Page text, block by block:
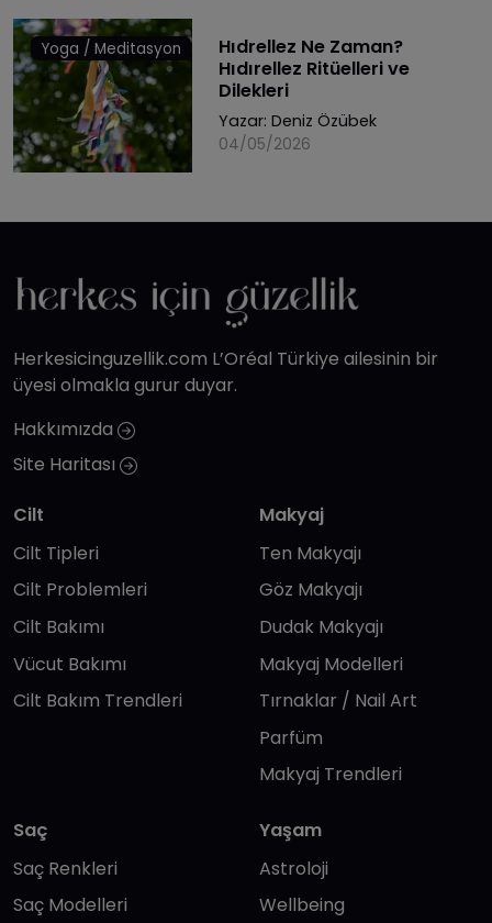
Yoga / Meditasyon
Hıdrellez Ne Zaman?
Hıdırellez Ritüelleri ve
Dilekleri
Yazar: Deniz Özübek
04/05/2026
Herkesicinguzellik.com L’Oréal Türkiye ailesinin bir
üyesi olmakla gurur duyar.
Hakkımızda
Site Haritası
Cilt
Cilt Tipleri
Cilt Problemleri
Cilt Bakımı
Vücut Bakımı
Cilt Bakım Trendleri
Makyaj
Ten Makyajı
Göz Makyajı
Dudak Makyajı
Makyaj Modelleri
Tırnaklar / Nail Art
Parfüm
Makyaj Trendleri
Saç
Saç Renkleri
Saç Modelleri
Yaşam
Astroloji
Wellbeing